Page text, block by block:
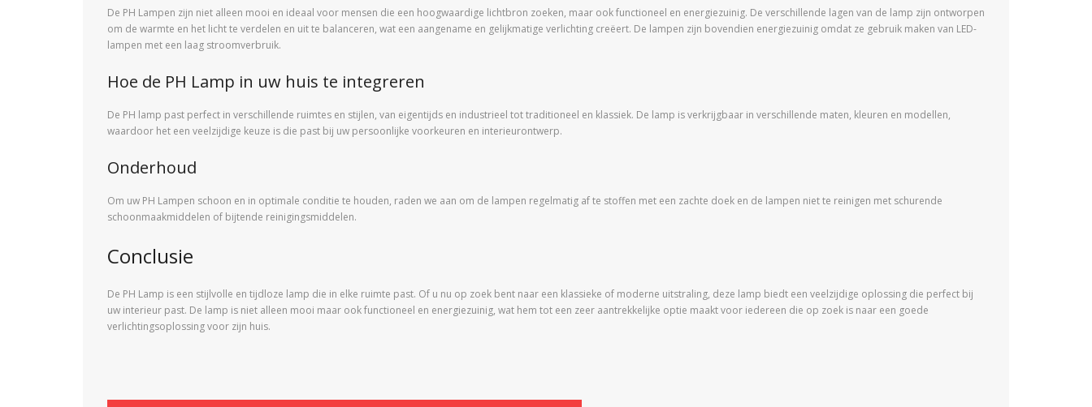
De PH Lampen zijn niet alleen mooi en ideaal voor mensen die een hoogwaardige lichtbron zoeken, maar ook functioneel en energiezuinig. De verschillende lagen van de lamp zijn ontworpen
om de warmte en het licht te verdelen en uit te balanceren, wat een aangename en gelijkmatige verlichting creëert. De lampen zijn bovendien energiezuinig omdat ze gebruik maken van LED-
lampen met een laag stroomverbruik.
Hoe de PH Lamp in uw huis te integreren
De PH lamp past perfect in verschillende ruimtes en stijlen, van eigentijds en industrieel tot traditioneel en klassiek. De lamp is verkrijgbaar in verschillende maten, kleuren en modellen,
waardoor het een veelzijdige keuze is die past bij uw persoonlijke voorkeuren en interieurontwerp.
Onderhoud
Om uw PH Lampen schoon en in optimale conditie te houden, raden we aan om de lampen regelmatig af te stoffen met een zachte doek en de lampen niet te reinigen met schurende
schoonmaakmiddelen of bijtende reinigingsmiddelen.
Conclusie
De PH Lamp is een stijlvolle en tijdloze lamp die in elke ruimte past. Of u nu op zoek bent naar een klassieke of moderne uitstraling, deze lamp biedt een veelzijdige oplossing die perfect bij
uw interieur past. De lamp is niet alleen mooi maar ook functioneel en energiezuinig, wat hem tot een zeer aantrekkelijke optie maakt voor iedereen die op zoek is naar een goede
verlichtingsoplossing voor zijn huis.